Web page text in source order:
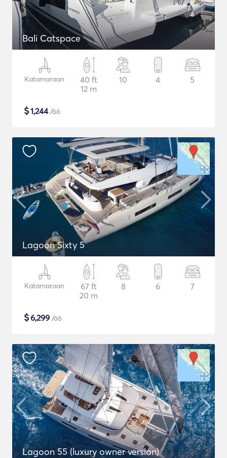
Bali Catspace
Katamaraan
40 ft
12 m
10 4 5
$1,244/öö
Lagoon Sixty 5
Katamaraan
67 ft
20 m
8 6 7
$6,299 /öö
Lagoon 55 (luxury owner version)